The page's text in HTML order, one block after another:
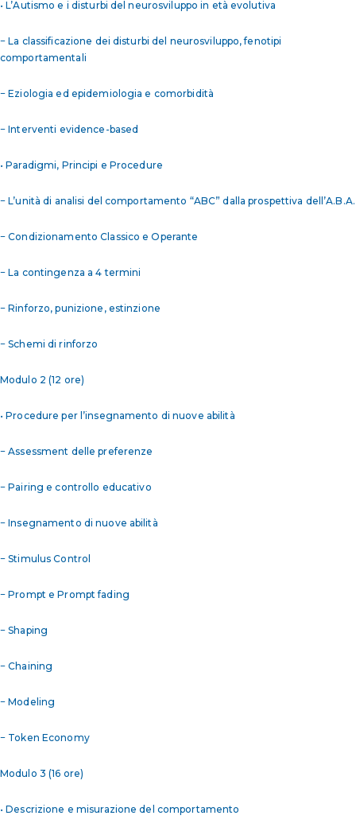
• L’Autismo e i disturbi del neurosviluppo in età evolutiva
− La classificazione dei disturbi del neurosviluppo, fenotipi
comportamentali
− Eziologia ed epidemiologia e comorbidità
− Interventi evidence-based
• Paradigmi, Principi e Procedure
− L’unità di analisi del comportamento “ABC” dalla prospettiva dell’A.B.A.
− Condizionamento Classico e Operante
− La contingenza a 4 termini
− Rinforzo, punizione, estinzione
− Schemi di rinforzo
Modulo 2 (12 ore)
• Procedure per l’insegnamento di nuove abilità
− Assessment delle preferenze
− Pairing e controllo educativo
− Insegnamento di nuove abilità
− Stimulus Control
− Prompt e Prompt fading
− Shaping
− Chaining
− Modeling
− Token Economy
Modulo 3 (16 ore)
• Descrizione e misurazione del comportamento